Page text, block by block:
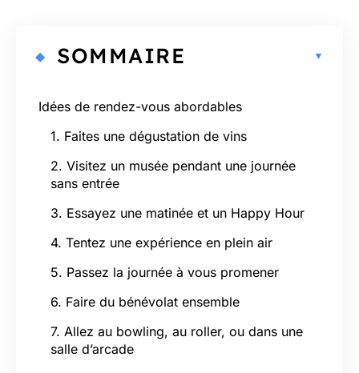
SOMMAIRE
Idées de rendez-vous abordables
1. Faites une dégustation de vins
2. Visitez un musée pendant une journée
sans entrée
3. Essayez une matinée et un Happy Hour
4. Tentez une expérience en plein air
5. Passez la journée à vous promener
6. Faire du bénévolat ensemble
7. Allez au bowling, au roller, ou dans une
salle d’arcade